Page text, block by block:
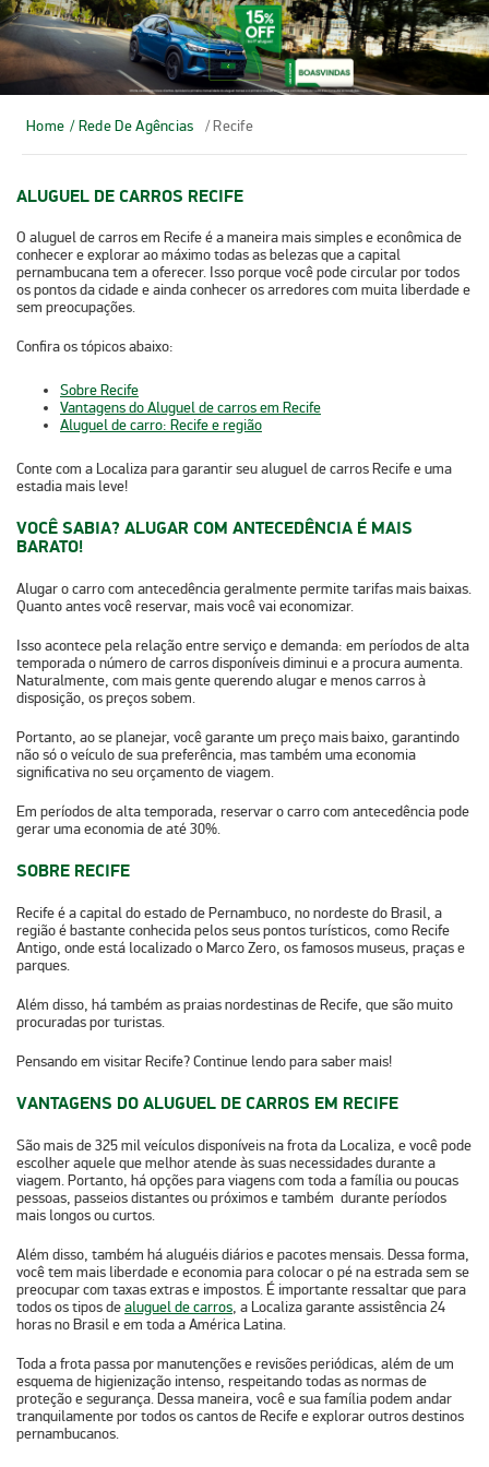
Home / Rede De Agências / Recife
ALUGUEL DE CARROS RECIFE
O aluguel de carros em Recifeé a maneira mais simples e econômica de
conhecer e explorar ao máximo todas as belezas que a capital
pernambucana tem a oferecer. Isso porque você pode circular por todos
os pontos da cidade e ainda conhecer os arredores com muita liberdade e
sem preocupações.
Confira os tópicos abaixo:
Sobre Recife
Vantagens do Aluguel de carros em Recife
Aluguel de carro: Recife e região
Conte com a Localiza para garantir seualuguel de carros Recifee uma
estadia mais leve!
VOCÊ SABIA? ALUGAR COM ANTECEDÊNCIA É MAIS
BARATO!
Alugar o carro com antecedência geralmente permite tarifas mais baixas.
Quanto antes você reservar, mais você vai economizar.
Isso acontece pela relação entre serviço e demanda: em períodos de alta
temporada o número de carros disponíveis diminui e a procura aumenta.
Naturalmente, com mais gente querendo alugar e menos carros à
disposição, os preços sobem.
Portanto, ao se planejar, você garante um preço mais baixo, garantindo
não só o veículo de sua preferência, mas também uma economia
significativa no seu orçamento de viagem.
Em períodos de alta temporada, reservar o carro com antecedência pode
gerar uma economia de até 30%.
SOBRE RECIFE
Recife é a capital do estado de Pernambuco, no nordeste do Brasil, a
região é bastante conhecida pelos seus pontos turísticos, como Recife
Antigo, onde está localizado o Marco Zero, os famosos museus, praças e
parques.
Além disso, há também as praias nordestinas de Recife, que são muito
procuradas por turistas.
Pensando em visitar Recife?Continue lendo para saber mais!
VANTAGENS DO ALUGUEL DE CARROS EM RECIFE
São mais de 325 mil veículos disponíveis na frota da Localiza, e você pode
escolher aquele que melhor atende às suas necessidades durante a
viagem. Portanto, há opções para viagens com toda a família ou poucas
pessoas, passeios distantes ou próximos e também durante períodos
mais longos ou curtos.
Além disso, também há aluguéis diários e pacotes mensais. Dessa forma,
você tem mais liberdade e economia para colocar o pé na estrada sem se
preocupar com taxas extras e impostos. É importante ressaltar que para
todos os tipos dealuguel de carros, a Localiza garante assistência 24
horas no Brasil e em toda a América Latina.
Toda a frota passa por manutenções e revisões periódicas, além de um
esquema de higienização intenso, respeitando todas as normas de
proteção e segurança. Dessa maneira, você e sua família podem andar
tranquilamente por todos os cantos de Recife e explorar outros destinos
pernambucanos.